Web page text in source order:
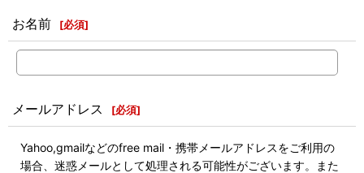
お名前 [必須]
メールアドレス [必須]
Yahoo,gmailなどのfree mail・携帯メールアドレスをご利用の
場合、迷惑メールとして処理される可能性がございます。また